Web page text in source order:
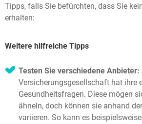
Tipps, falls Sie befürchten, dass Sie
erhalten:
Weitere hilfreiche Tipps
Testen Sie verschiedene Anbieter:
Versicherungsgesellschaft hat ihre
Gesundheitsfragen. Diese mögen
ähneln, doch können sie anhand
variieren. So kann es